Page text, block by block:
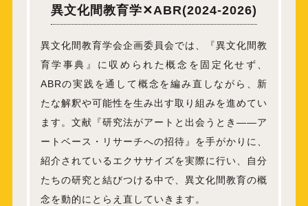
異文化間教育学✕ABR(2024-2026)
異文化間教育学会企画委員会では、『異文化間教
育学事典』に収められた概念を固定化せず、
ABRの実践を通して概念を編み直しながら、新
たな解釈や可能性を生み出す取り組みを進めてい
ます。文献『研究法がアートと出会うとき――ア
ートベース・リサーチへの招待』を手がかりに、
紹介されているエクササイズを実際に行い、自分
たちの研究と結びつける中で、異文化間教育の概
念を動的にとらえ直していきます。